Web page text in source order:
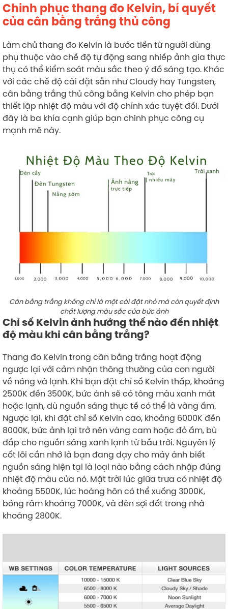
Chinh phục thang đo Kelvin, bí quyết
của cân bằng trắng thủ công
Làm chủ thang đo Kelvin là bước tiến từ người dùng
phụ thuộc vào chế độ tự động sang nhiếp ảnh gia thực
thụ có thể kiểm soát màu sắc theo ý đồ sáng tạo. Khác
với các chế độ cài đặt sẵn như Cloudy hay Tungsten,
cân bằng trắng thủ công bằng Kelvin cho phép bạn
thiết lập nhiệt độ màu với độ chính xác tuyệt đối. Dưới
đây là ba khía cạnh giúp bạn chinh phục công cụ
mạnh mẽ này.
Cân bằng trắng không chỉ là một cài đặt nhỏ mà còn quyết định
chất lượng màu sắc của bức ảnh
Chỉ số Kelvin ảnh hưởng thế nào đến nhiệt
độ màu khi cân bằng trắng?
Thang đo Kelvin trong cân bằng trắng hoạt động
ngược lại với cảm nhận thông thường của con người
về nóng và lạnh. Khi bạn đặt chỉ số Kelvin thấp, khoảng
2500K đến 3500K, bức ảnh sẽ có tông màu xanh mát
hoặc lạnh, dù nguồn sáng thực tế có thể là vàng ấm.
Ngược lại, khi đặt chỉ số Kelvin cao, khoảng 6000K đến
8000K, bức ảnh lại trở nên vàng cam hoặc đỏ ấm, bù
đắp cho nguồn sáng xanh lạnh từ bầu trời. Nguyên lý
cốt lõi cần nhớ là bạn đang dạy cho máy ảnh biết
nguồn sáng hiện tại là loại nào bằng cách nhập đúng
nhiệt độ màu của nó. Mặt trời lúc giữa trưa có nhiệt độ
khoảng 5500K, lúc hoàng hôn có thể xuống 3000K,
bóng râm khoảng 7000K, và đèn sợi đốt trong nhà
khoảng 2800K.